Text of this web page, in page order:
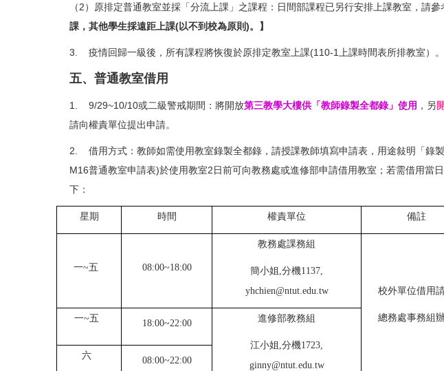
（2）原排定普通教室並採「分流上課」之課程：日間部課程已另行安排上課教室，請參
課，其他學生採遠距上課(以不到校為原則)。】
3. 疫情回歸一級後，所有課程將恢復於原排定教室上課(110-1上課時間表所排教室）。
五、普通教室借用
1. 9/29~10/10或二級警戒期間：將開放第三教學大樓供「教師錄製全都錄」使用 ，另
請向權責單位提出申請。
2. 借用方式：教師如需使用教室錄製全都錄，請授課教師填寫申請表，用途敍明「錄
M16普通教室申請表)於使用教室2日前可向教務處或進修部申請借用教室；若需借用
下：
星期 時間 權責單位 備註
一~五 08:00~18:00
教務處課務組
簡小姐,分機1137,
yhchien@ntut.edu.tw
校外單位借用
總務處事務組
一~五 18:00~22:00 進修部教務組
江小姐,分機1723,
ginny@ntut.edu.tw
六 08:00~22:00